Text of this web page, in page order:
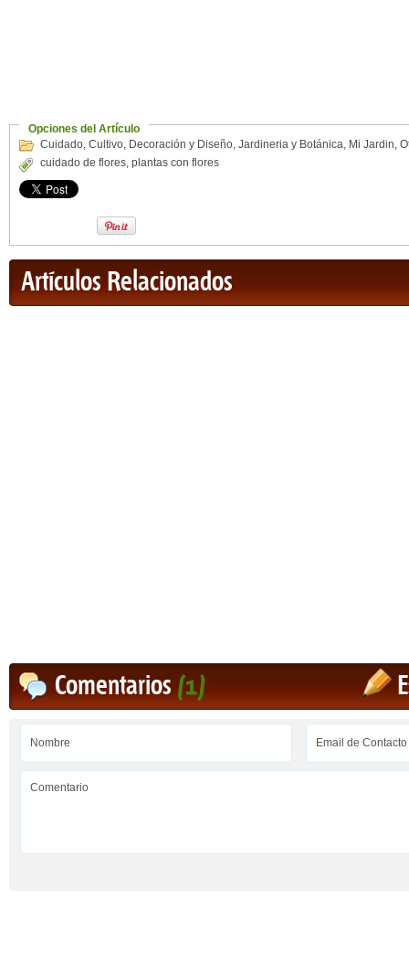
Opciones del Artículo
Cuidado, Cultivo, Decoración y Diseño, Jardineria y Botánica, Mi Jardin,
cuidado de flores, plantas con flores
Artículos Relacionados
Comentarios(1)